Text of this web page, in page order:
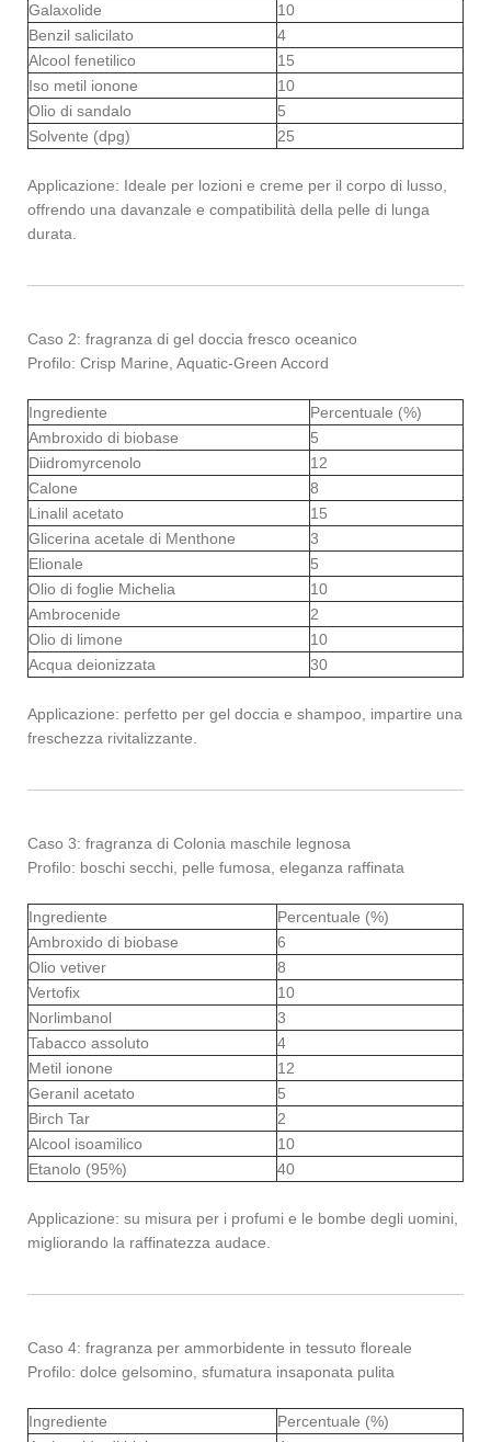
Galaxolide
10
Benzil salicilato
4
Alcool fenetilico
15
Iso metil ionone
10
Olio di sandalo
5
Solvente (dpg)
25
Applicazione: Ideale per lozioni e creme per il corpo di lusso,
offrendo una davanzale e compatibilità della pelle di lunga
durata.
Caso 2: fragranza di gel doccia fresco oceanico
Profilo: Crisp Marine, Aquatic-Green Accord
Ingrediente
Percentuale (%)
Ambroxido di biobase
5
Diidromyrcenolo
12
Calone
8
Linalil acetato
15
Glicerina acetale di Menthone
3
Elionale
5
Olio di foglie Michelia
10
Ambrocenide
2
Olio di limone
10
Acqua deionizzata
30
Applicazione: perfetto per gel doccia e shampoo, impartire una
freschezza rivitalizzante.
Caso 3: fragranza di Colonia maschile legnosa
Profilo: boschi secchi, pelle fumosa, eleganza raffinata
Ingrediente
Percentuale (%)
Ambroxido di biobase
6
Olio vetiver
8
Vertofix
10
Norlimbanol
3
Tabacco assoluto
4
Metil ionone
12
Geranil acetato
5
Birch Tar
2
Alcool isoamilico
10
Etanolo (95%)
40
Applicazione: su misura per i profumi e le bombe degli uomini,
migliorando la raffinatezza audace.
Caso 4: fragranza per ammorbidente in tessuto floreale
Profilo: dolce gelsomino, sfumatura insaponata pulita
Ingrediente
Percentuale (%)